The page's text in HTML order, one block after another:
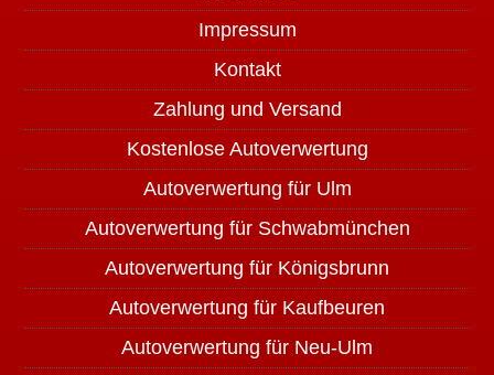
Impressum
Kontakt
Zahlung und Versand
Kostenlose Autoverwertung
Autoverwertung für Ulm
Autoverwertung für Schwabmünchen
Autoverwertung für Königsbrunn
Autoverwertung für Kaufbeuren
Autoverwertung für Neu-Ulm